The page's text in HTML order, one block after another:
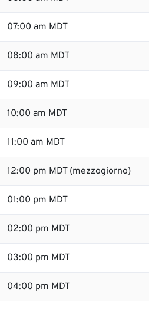
07:00 am MDT
08:00 am MDT
09:00 am MDT
10:00 am MDT
11:00 am MDT
12:00 pm MDT (mezzogiorno)
01:00 pm MDT
02:00 pm MDT
03:00 pm MDT
04:00 pm MDT